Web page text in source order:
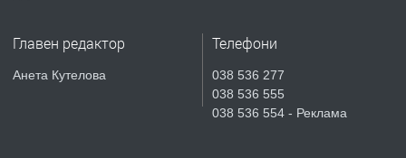
СГЛОБЯВАНЕ НА МЕБЕЛИ.
Главен редактор
Анета Кутелова
Телефони
038 536 277
038 536 555
038 536 554 - Реклама